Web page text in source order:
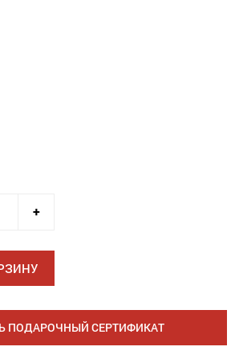
+
ПОДАРОЧНЫЙ СЕРТИФИКАТ